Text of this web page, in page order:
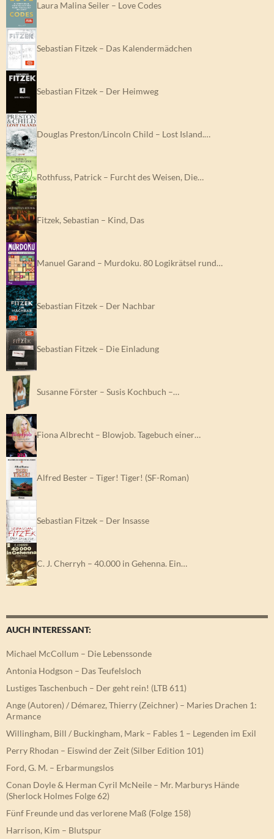
Laura Malina Seiler – Love Codes
Sebastian Fitzek – Das Kalendermädchen
Sebastian Fitzek – Der Heimweg
Douglas Preston/Lincoln Child – Lost Island.…
Rothfuss, Patrick – Furcht des Weisen, Die…
Fitzek, Sebastian – Kind, Das
Manuel Garand – Murdoku. 80 Logikrätsel rund…
Sebastian Fitzek – Der Nachbar
Sebastian Fitzek – Die Einladung
Susanne Förster – Susis Kochbuch –…
Fiona Albrecht – Blowjob. Tagebuch einer…
Alfred Bester – Tiger! Tiger! (SF-Roman)
Sebastian Fitzek – Der Insasse
C. J. Cherryh – 40.000 in Gehenna. Ein…
AUCH INTERESSANT:
Michael McCollum – Die Lebenssonde
Antonia Hodgson – Das Teufelsloch
Lustiges Taschenbuch – Der geht rein! (LTB 611)
Ange (Autoren) / Démarez, Thierry (Zeichner) – Maries Drachen 1:
Armance
Willingham, Bill / Buckingham, Mark – Fables 1 – Legenden im Exil
Perry Rhodan – Eiswind der Zeit (Silber Edition 101)
Ford, G. M. – Erbarmungslos
Conan Doyle & Herman Cyril McNeile – Mr. Marburys Hände
(Sherlock Holmes Folge 62)
Fünf Freunde und das verlorene Maß (Folge 158)
Harrison, Kim – Blutspur